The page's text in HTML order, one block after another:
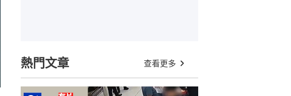
熱門文章 查看更多